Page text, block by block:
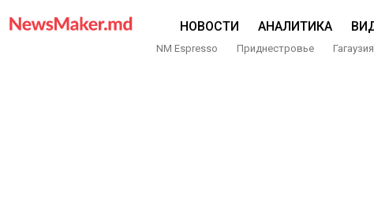
НОВОСТИ АНАЛИТИКА
NM Espresso Приднестровье Гагаузия